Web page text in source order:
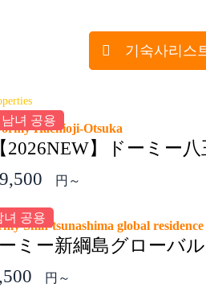
기숙사리스
남녀 공용
Hachioji-Otsuka
【2026NEW】ドーミー
円～
녀 공용
Shin-tsunashima global
ーミー新綱島グローバ
円～